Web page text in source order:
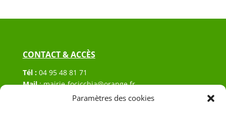
Paramètres des cookies
CONTACT & ACCÈS
Tél : 04 95 48 81 71
Mail:mairie-focicchia@orange.fr
Hôtel de ville de Focicchia